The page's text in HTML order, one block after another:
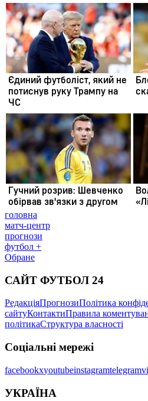
головна
матч-центр
прогнози
футбол +
Обране
САЙТ ФУТБОЛ 24
РедакціяПрогнозиПолітика
сайтуКонтактиПравила
політикаСтруктура власності
Соціальні мережі
facebookxyoutubeinstagramtelegram
УКРАЇНА